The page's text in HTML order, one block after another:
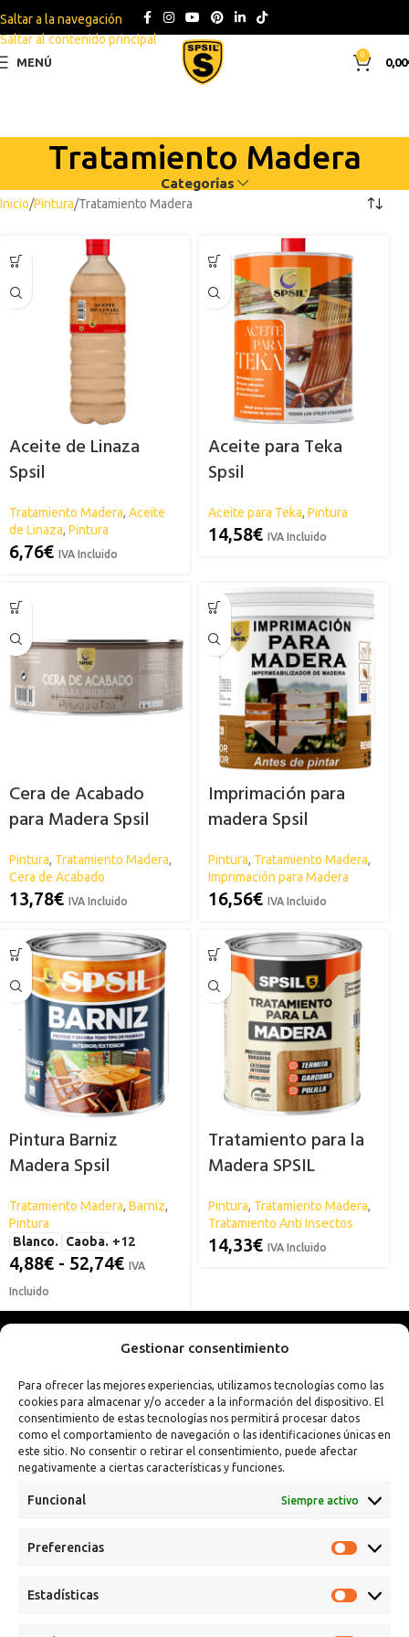
Gestionar consentimiento
Para ofrecer las mejores experiencias, utilizamos tecnologías como las
cookies para almacenar y/o acceder a la información del dispositivo. El
consentimiento de estas tecnologías nos permitirá procesar datos
como el comportamiento de navegación o las identificaciones únicas en
este sitio. No consentir o retirar el consentimiento, puede afectar
negativamente a ciertas características y funciones.
Funcional Siempre activo
Preferencias
Estadísticas
Saltar a la navegación
Saltar al contenido principal
MENÚ
0
0,00
Tratamiento Madera
Categorías
Inicio Pintura Tratamiento Madera
Aceite de Linaza
Spsil
Tratamiento Madera, Aceite
de Linaza, Pintura
6,76€ IVA Incluido
Aceite para Teka
Spsil
Aceite para Teka, Pintura
14,58€ IVA Incluido
Cera de Acabado
para Madera Spsil
Pintura, Tratamiento Madera,
Cera de Acabado
13,78€ IVA Incluido
Imprimación para
madera Spsil
Pintura, Tratamiento Madera,
Imprimación para Madera
16,56€ IVA Incluido
Pintura Barniz
Madera Spsil
Tratamiento Madera, Barniz,
Pintura
Blanco.
Caoba. +12
4,88€ - 52,74€ IVA
Incluido
Tratamiento para la
Madera SPSIL
Pintura, Tratamiento Madera,
Tratamiento Anti Insectos
14,33€ IVA Incluido